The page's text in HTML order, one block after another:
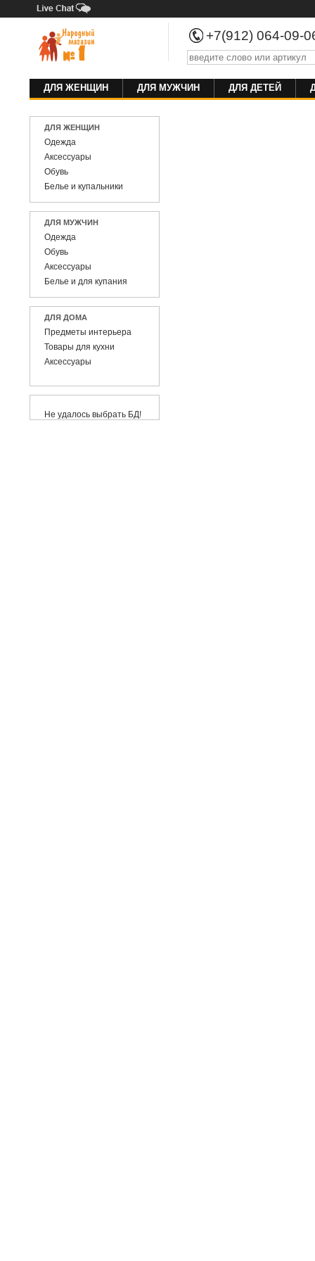
+7(912) 064-09-
ДЛЯ ЖЕНЩИН ДЛЯ МУЖЧИН ДЛЯ ДЕТЕЙ
ДЛЯ ЖЕНЩИН
Одежда
Аксессуары
Обувь
Белье и купальники
ДЛЯ МУЖЧИН
Одежда
Обувь
Аксессуары
Белье и для купания
ДЛЯ ДОМА
Предметы интерьера
Товары для кухни
Аксессуары
Не удалось выбрать БД!